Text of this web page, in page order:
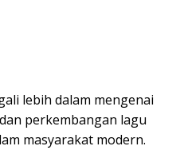
lebih dalam mengenai
perkembangan lagu
masyarakat modern.